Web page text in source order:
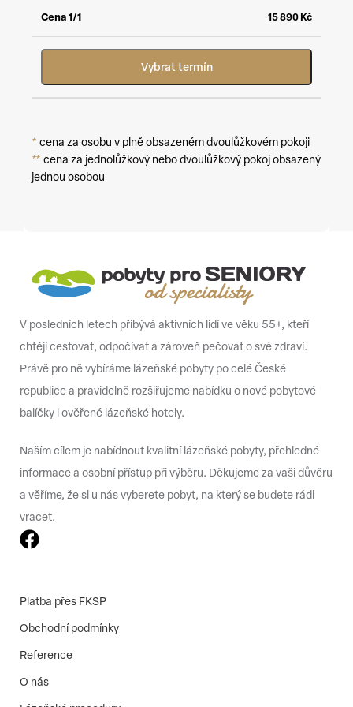
15 890 Kč
Vybrat termín
* cena za osobu v plně obsazeném dvoulůžkovém pokoji
** cena za jednolůžkový nebo dvoulůžkový pokoj obsazený
jednou osobou
V posledních letech přibývá aktivních lidí ve věku 55+, kteří
chtějí cestovat, odpočívat a zároveň pečovat o své zdraví.
Právě pro ně vybíráme lázeňské pobyty po celé České
republice a pravidelně rozšiřujeme nabídku o nové pobytové
balíčky i ověřené lázeňské hotely.
Naším cílem je nabídnout kvalitní lázeňské pobyty, přehledné
informace a osobní přístup při výběru. Děkujeme za vaši důvěru
a věříme, že si u nás vyberete pobyt, na který se budete rádi
vracet.
Platba přes FKSP
Obchodní podmínky
Reference
O nás